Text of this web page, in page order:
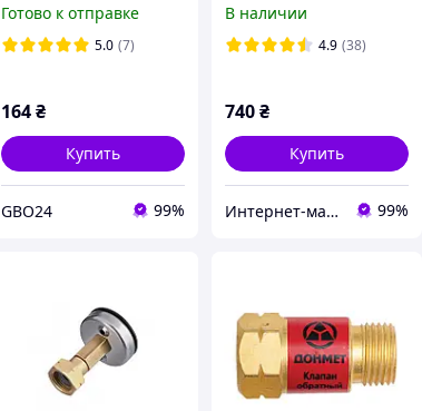
(Оригинал)
Готово к отправке
5.0 (7)
164₴
Купить
GBO24 99%
LPG Tech, KME, Yota,
Torelli и многие другие
В наличии
4.9 (38)
740₴
Купить
Интернет-магазин NOVACAR 99%